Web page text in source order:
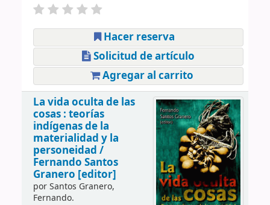
Hacer reserva
Solicitud de artículo
Agregar al carrito
La vida oculta de las
cosas : teorías
indígenas de la
materialidad y la
personeidad /
Fernando Santos
Granero [editor]
porSantos Granero,
Fernando.